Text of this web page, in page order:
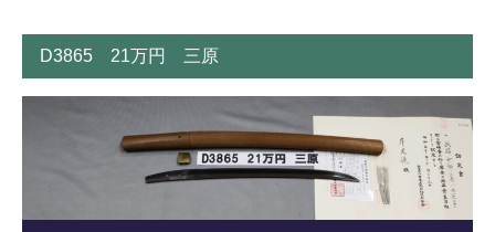
D3865 21万円 三原